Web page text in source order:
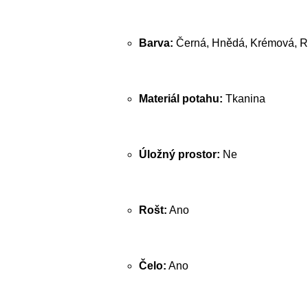
Barva: Černá, Hnědá, Krémová,
Materiál potahu: Tkanina
Úložný prostor: Ne
Rošt: Ano
Čelo: Ano